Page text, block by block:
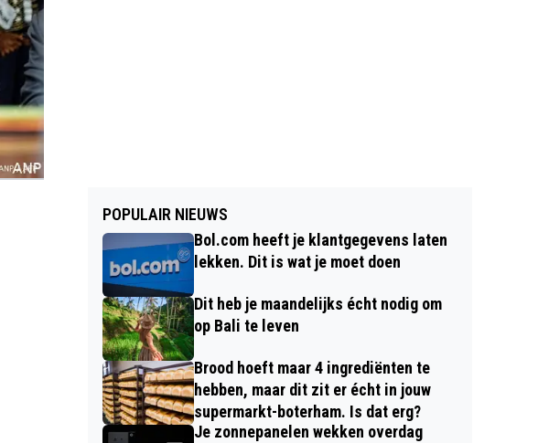
POPULAIR NIEUWS
Bol.com heeft je klantgegevens laten
lekken. Dit is wat je moet doen
Dit heb je maandelijks écht nodig om
op Bali te leven
Brood hoeft maar 4 ingrediënten te
hebben, maar dit zit er écht in jouw
supermarkt-boterham. Is dat erg?
Je zonnepanelen wekken overdag